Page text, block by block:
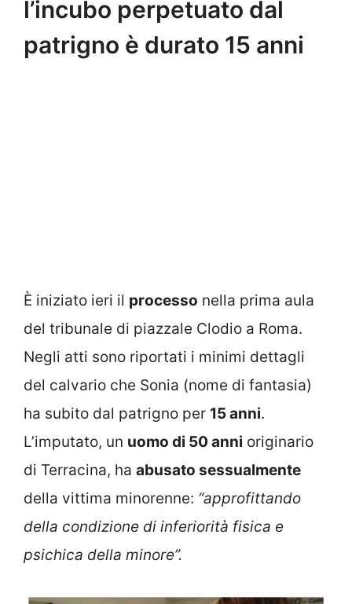
l’incubo perpetuato dal
patrigno è durato 15 anni
È iniziato ieri il processo nella prima aula
del tribunale di piazzale Clodio a Roma.
Negli atti sono riportati i minimi dettagli
del calvario che Sonia (nome di fantasia)
ha subito dal patrigno per 15 anni.
L’imputato, un uomo di 50 anni originario
di Terracina, ha abusato sessualmente
della vittima minorenne: “approfittando
della condizione di inferiorità fisica e
psichica della minore”.